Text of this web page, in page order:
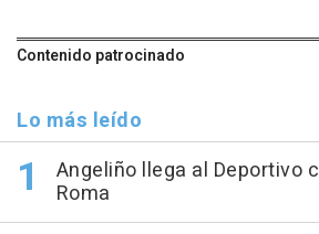
Contenido patrocinado
Lo más leído
Angeliño llega al Deportivo
Roma